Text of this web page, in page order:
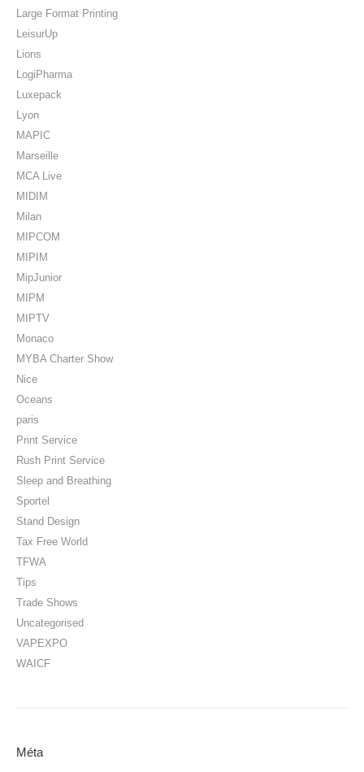
Large Format Printing
LeisurUp
Lions
LogiPharma
Luxepack
Lyon
MAPIC
Marseille
MCA Live
MIDIM
Milan
MIPCOM
MIPIM
MipJunior
MIPM
MIPTV
Monaco
MYBA Charter Show
Nice
Oceans
paris
Print Service
Rush Print Service
Sleep and Breathing
Sportel
Stand Design
Tax Free World
TFWA
Tips
Trade Shows
Uncategorised
VAPEXPO
WAICF
Méta